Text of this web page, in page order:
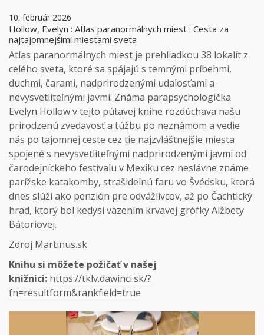
10. február 2026
Hollow, Evelyn : Atlas paranormálnych miest : Cesta za
najtajomnejšími miestami sveta
Atlas paranormálnych miest je prehliadkou 38 lokalít z
celého sveta, ktoré sa spájajú s temnými príbehmi,
duchmi, čarami, nadprirodzenými udalosťami a
nevysvetliteľnými javmi. Známa parapsychologička
Evelyn Hollow v tejto pútavej knihe rozdúchava našu
prirodzenú zvedavosť a túžbu po neznámom a vedie
nás po tajomnej ceste cez tie najzvláštnejšie miesta
spojené s nevysvetliteľnými nadprirodzenými javmi od
čarodejníckeho festivalu v Mexiku cez neslávne známe
parížske katakomby, strašidelnú faru vo Švédsku, ktorá
dnes slúži ako penzión pre odvážlivcov, až po Čachtický
hrad, ktorý bol kedysi väzením krvavej grófky Alžbety
Bátoriovej.
Zdroj Martinus.sk
Knihu si môžete požičať v našej
knižnici: https://tklv.dawinci.sk/?
fn=resultform&rankfield=true